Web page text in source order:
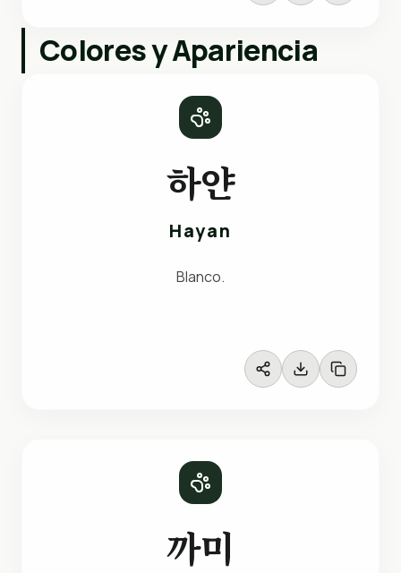
Colores y Apariencia
하얀
Hayan
Blanco.
까미